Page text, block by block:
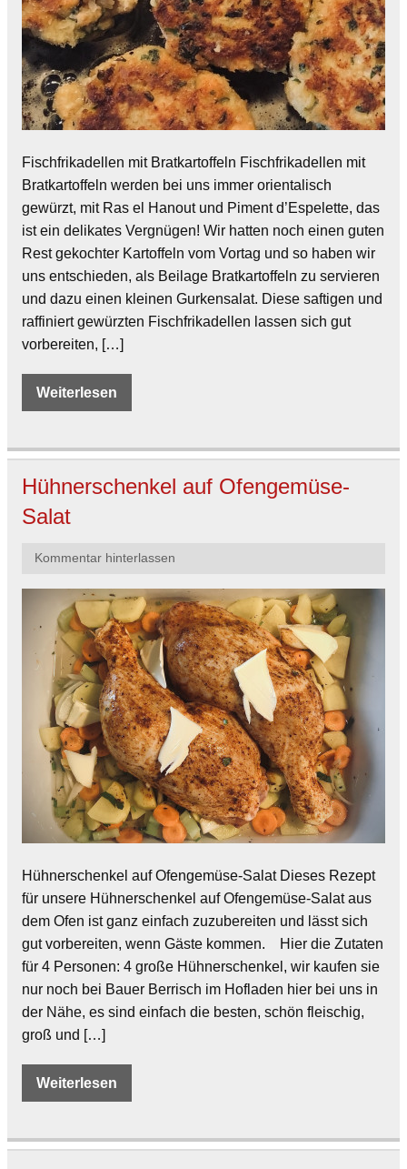
Fischfrikadellen mit Bratkartoffeln Fischfrikadellen mit
Bratkartoffeln werden bei uns immer orientalisch
gewürzt, mit Ras el Hanout und Piment d’Espelette, das
ist ein delikates Vergnügen! Wir hatten noch einen guten
Rest gekochter Kartoffeln vom Vortag und so haben wir
uns entschieden, als Beilage Bratkartoffeln zu servieren
und dazu einen kleinen Gurkensalat. Diese saftigen und
raffiniert gewürzten Fischfrikadellen lassen sich gut
vorbereiten, […]
Weiterlesen
Hühnerschenkel auf Ofengemüse-
Salat
Kommentar hinterlassen
Hühnerschenkel auf Ofengemüse-Salat Dieses Rezept
für unsere Hühnerschenkel auf Ofengemüse-Salat aus
dem Ofen ist ganz einfach zuzubereiten und lässt sich
gut vorbereiten, wenn Gäste kommen. Hier die Zutaten
für 4 Personen: 4 große Hühnerschenkel, wir kaufen sie
nur noch bei Bauer Berrisch im Hofladen hier bei uns in
der Nähe, es sind einfach die besten, schön fleischig,
groß und […]
Weiterlesen